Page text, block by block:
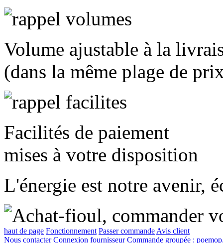
Volume ajustable à la
(dans la même plage de
Facilités de paiement
mises à votre disposition
L'énergie est notre avenir,
haut de page Fonctionnement Passer commandeAvis client
Nous contacter Connexion fournisseur Commande groupée :